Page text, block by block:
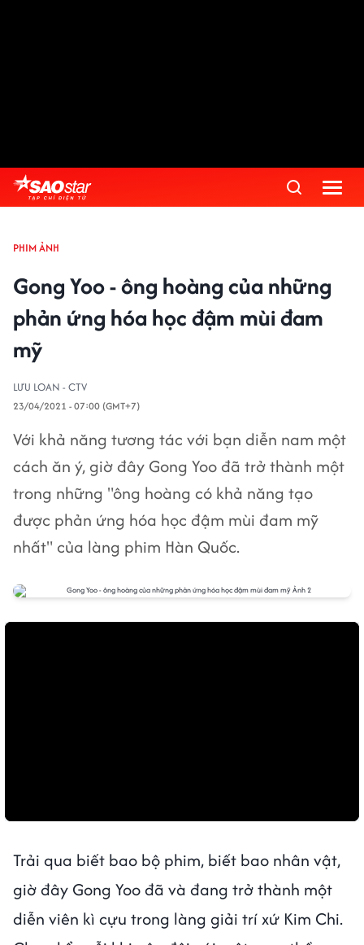
PHIM ẢNH
Gong Yoo - ông hoàng của những
phản ứng hóa học đậm mùi đam
mỹ
LƯU LOAN - CTV
23/04/2021 - 07:00 (GMT+7)
Với khả năng tương tác với bạn diễn nam một
cách ăn ý, giờ đây Gong Yoo đã trở thành một
trong những "ông hoàng có khả năng tạo
được phản ứng hóa học đậm mùi đam mỹ
nhất" của làng phim Hàn Quốc.
Trải qua biết bao bộ phim, biết bao nhân vật,
giờ đây Gong Yoo đã và đang trở thành một
diễn viên kì cựu trong làng giải trí xứ Kim Chi.